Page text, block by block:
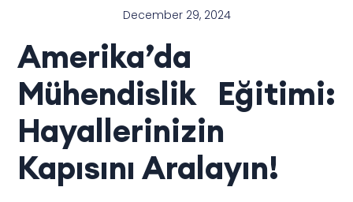
December 29, 2024
Amerika’da
Mühendislik Eğitimi:
Hayallerinizin
Kapısını Aralayın!